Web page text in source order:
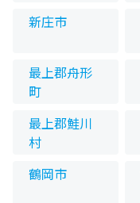
新庄市
最上郡舟形
町
最上郡鮭川
村
鶴岡市